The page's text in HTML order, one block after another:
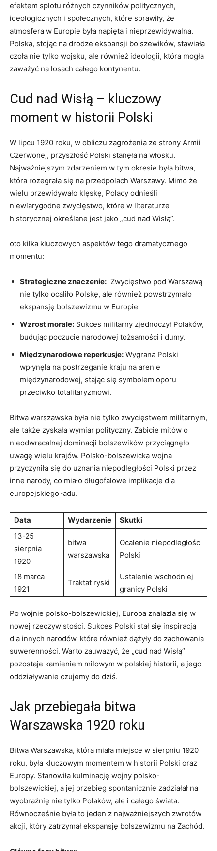
efektem splotu różnych czynników politycznych,
ideologicznych i społecznych,‌ które sprawiły, że
atmosfera w Europie ‍była napięta i nieprzewidywalna.
Polska, stojąc na drodze ekspansji bolszewików, stawiała
czoła nie tylko ‍wojsku, ale ​również ideologii, która mogła
zaważyć na losach całego kontynentu.
Cud nad Wisłą – kluczowy​
moment w historii Polski
W lipcu 1920 roku, w obliczu ‌zagrożenia ze‍ strony‌ Armii
Czerwonej, przyszłość ‍Polski stanęła na włosku.⁤
Najważniejszym zdarzeniem w tym okresie była bitwa,
która rozegrała się na przedpolach Warszawy. Mimo że
wielu przewidywało klęskę,‌ Polacy odnieśli
niewiarygodne zwycięstwo, które w literaturze
historycznej określane jest jako „cud nad Wisłą”.
oto kilka kluczowych aspektów tego⁢ dramatycznego
momentu:
Strategiczne znaczenie: ⁢ Zwycięstwo pod Warszawą
nie tylko ocaliło Polskę, ⁤ale również powstrzymało⁣
ekspansję bolszewizmu w Europie.
Wzrost morale: Sukces militarny zjednoczył Polaków,
budując poczucie narodowej tożsamości i dumy.
Międzynarodowe reperkusje: Wygrana⁣ Polski
wpłynęła na postrzeganie kraju na arenie
‍międzynarodowej, stając się‌ symbolem oporu
przeciwko‍ totalitaryzmowi.
Bitwa ⁣warszawska ​była nie tylko zwycięstwem ⁢militarnym,
ale także zyskała wymiar polityczny. Zabicie mitów o
nieodwracalnej dominacji bolszewików przyciągnęło
uwagę wielu krajów. Polsko-bolszewicka wojna
przyczyniła się do uznania niepodległości Polski przez
inne narody, co miało długofalowe implikacje dla
europejskiego ładu.
Data Wydarzenie
Skutki
13-25
sierpnia
1920
bitwa
warszawska
Ocalenie niepodległości
Polski
18 marca
1921
Traktat ryski
Ustalenie wschodniej
granicy Polski
Po wojnie polsko-bolszewickiej, Europa znalazła się w‍
nowej rzeczywistości. Sukces Polski stał się inspiracją
dla ⁢innych narodów, które również dążyły do⁤ zachowania
suwerenności. Warto zauważyć, że ‌„cud nad Wisłą”
pozostaje kamieniem milowym w polskiej ‍historii, a jego
oddziaływanie czujemy do dziś.
Jak przebiegała bitwa
Warszawska 1920 ‍roku
Bitwa Warszawska, która miała miejsce w sierpniu 1920
⁢roku, była kluczowym momentem w historii Polski oraz
Europy. Stanowiła ‍kulminację wojny⁤ polsko-
bolszewickiej, a jej przebieg spontanicznie zadziałał na
wyobraźnię nie tylko Polaków, ale i całego świata.
⁤Równocześnie była to jeden z ‍najważniejszych zwrotów
akcji, który zatrzymał ekspansję bolszewizmu na Zachód.